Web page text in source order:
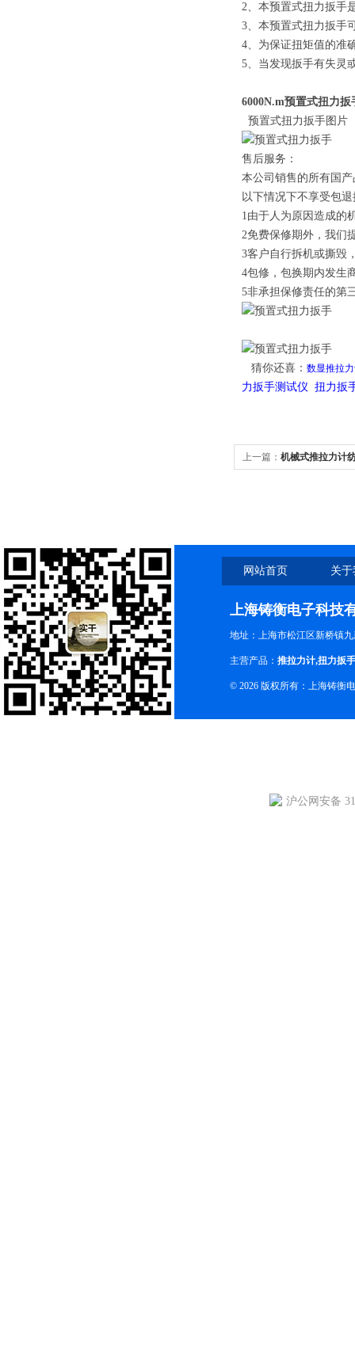
2、本预置式扭力扳手
3、本预置式扭力扳手
4、为保证扭矩值的准
5、当发现扳手有失灵
6000N.m预置式扭力扳
预置式扭力扳手图片
售后服务：
本公司销售的所有国
以下情况下不享受包
1由于人为原因造成的
2免费保修期外，我们
3客户自行拆机或撕毁
4包修，包换期内发生
5非承担保修责任的第
猜你还喜： 数显推拉
力扳手测试仪 扭力扳
上一篇： 机械式推拉力计
网站首页 关
上海铸衡电子科技
地址：上海市松江区新桥镇
主营产品： 推拉力计,扭力扳手
© 2026 版权所有：上海铸衡
沪公网安备